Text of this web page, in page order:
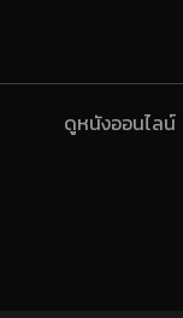
ดูหนังออนไลน์